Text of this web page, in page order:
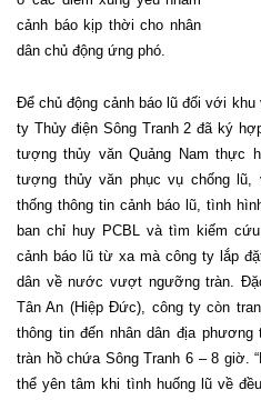
cảnh báo kịp thời cho nhân
dân chủ động ứng phó.
Để chủ động cảnh báo lũ đối với
ty Thủy điện Sông Tranh 2 đã ký
tượng thủy văn Quảng Nam thực
tượng thủy văn phục vụ chống
thống thông tin cảnh báo lũ, tình
ban chỉ huy PCBL và tìm kiếm
cảnh báo lũ từ xa mà công ty lắp
dân về nước vượt ngưỡng tràn.
Tân An (Hiệp Đức), công ty còn
thông tin đến nhân dân địa
tràn hồ chứa Sông Tranh 6 – 8 giờ.
thể yên tâm khi tình huống lũ về